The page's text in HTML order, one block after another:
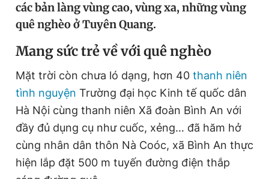
Video Magazine
Sản phẩm khác
Tiện ích Bạn cần biết
Thông tin tòa soạn Liên hệ quảng cáo
các bản làng vùng cao, vùng xa, những vùng
quê nghèo ở Tuyên Quang.
Mang sức trẻ về với quê nghèo
Mặt trời còn chưa ló dạng, hơn 40 thanh niên
tình nguyện Trường đại học Kinh tế quốc dân
Hà Nội cùng thanh niên Xã đoàn Bình An với
đầy đủ dụng cụ như cuốc, xẻng… đã hăm hở
cùng nhân dân thôn Nà Coóc, xã Bình An thực
hiện lắp đặt 500 m tuyến đường điện thắp